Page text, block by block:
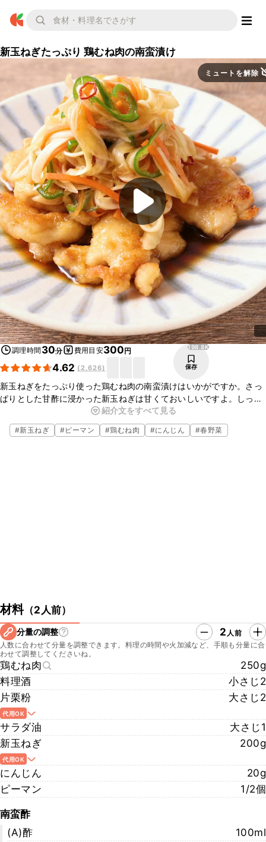
新玉ねぎたっぷり 鶏むね肉の南蛮漬け
ミュートを解除
調理時間 30分 費用目安300円
4.62 (2,626)
198.8K
保存
新玉ねぎをたっぷり使った鶏むね肉の南蛮漬けはいかがですか。さっ
ぱりとした甘酢に浸かった新玉ねぎは甘くておいしいですよ。しっと
りとした鶏むね肉と一緒に野菜も摂れるので、ごはんのおかずにぴっ
たりです。ぜひ作ってみてくださいね。
紹介文をすべて見る
#新玉ねぎ #ピーマン #鶏むね肉 #にんじん #春野菜
材料（2人前）
分量の調整 2 人前
人数に合わせて分量を調整できます。料理の時間や火加減など、手順も分量に合
わせて調整してくださいね。
鶏むね肉
250g
料理酒
小さじ2
片栗粉
大さじ2
代用OK
サラダ油
大さじ1
新玉ねぎ
200g
代用OK
にんじん
20g
ピーマン
1/2個
南蛮酢
(A)酢
100ml